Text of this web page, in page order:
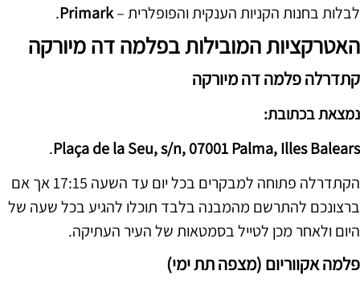
לבלות בחנות הקניות הענקית והפופלרית –Primark
.
האטרקציות המובילות בפלמה דה מיורקה
קתדרלה פלמה דה מיורקה
נמצאת בכתובת:
Plaça de la Seu, s/n, 07001 Palma, Illes Balears
.
הקתדרלה פתוחה למבקרים בכל יום עד השעה 17:15 אך אם
ברצונכם להתרשם מהמבנה בלבד תוכלו להגיע בכל שעה של
היום ולאחר מכן לטייל בסמטאות של העיר העתיקה.
פלמה אקווריום (מצפה תת ימי)